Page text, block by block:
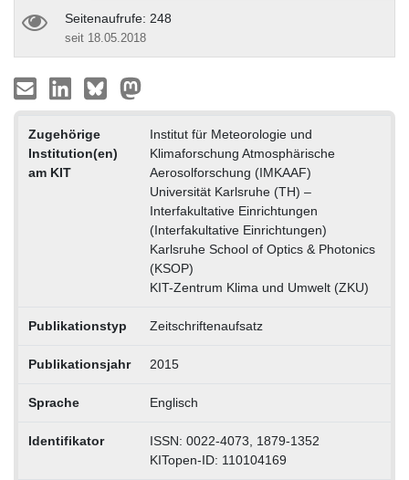
Seitenaufrufe: 248
seit 18.05.2018
Zugehörige
Institution(en)
am KIT
Institut für Meteorologie und
Klimaforschung Atmosphärische
Aerosolforschung (IMKAAF)
Universität Karlsruhe (TH) –
Interfakultative Einrichtungen
(Interfakultative Einrichtungen)
Karlsruhe School of Optics & Photonics
(KSOP)
KIT-Zentrum Klima und Umwelt (ZKU)
Publikationstyp Zeitschriftenaufsatz
Publikationsjahr 2015
Sprache Englisch
Identifikator
ISSN: 0022-4073, 1879-1352
KITopen-ID: 110104169